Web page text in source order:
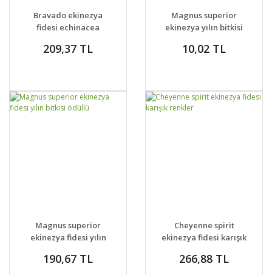
DETAYLAR
VER
Bravado ekinezya
fidesi echinacea
209,37 TL
DETAYLAR
VER
Magnus superior
ekinezya yılın bitkisi
10,02 TL
DETAYLAR
VER
Magnus superior
ekinezya fidesi yılın
190,67 TL
DETAYLAR
VER
Cheyenne spirit
ekinezya fidesi karışık
266,88 TL